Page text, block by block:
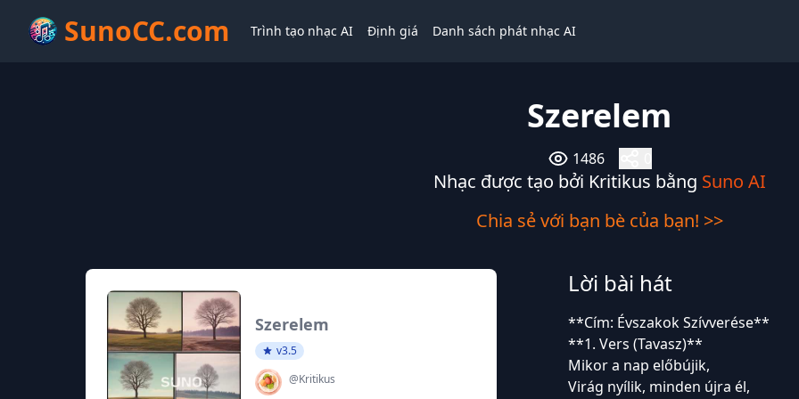
SunoCC.com Trình tạo nhạc AI Định giá Danh sách phát nhạc AI
Szerelem
1486
Nhạc được tạo bởi Kritikus bằng Suno AI
Chia sẻ với bạn bè của bạn! >>
Szerelem
v3.5
@Kritikus
Lời bài hát
**Cím: Évszakok Szívverése**
**1. Vers (Tavasz)**
Mikor a nap előbújik,
Virág nyílik, minden újra él,